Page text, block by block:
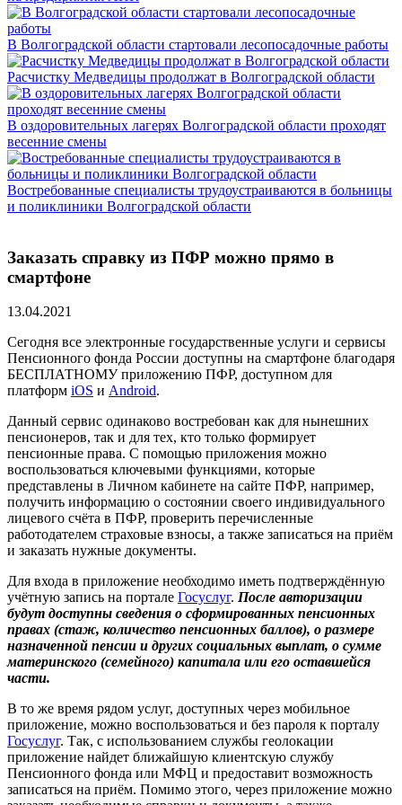
В Волгоградской области стартовали лесопосадочные работы
Расчистку Медведицы продолжат в Волгоградской области
В оздоровительных лагерях Волгоградской области проходят
весенние смены
Востребованные специалисты трудоустраиваются в больницы
и поликлиники Волгоградской области
Заказать справку из ПФР можно прямо в
смартфоне
13.04.2021
Сегодня все электронные государственные услуги и сервисы
Пенсионного фонда России доступны на смартфоне благодаря
БЕСПЛАТНОМУ приложению ПФР, доступном для
платформ iOS и Android.
Данный сервис одинаково востребован как для нынешних
пенсионеров, так и для тех, кто только формирует
пенсионные права. С помощью приложения можно
воспользоваться ключевыми функциями, которые
представлены в Личном кабинете на сайте ПФР, например,
получить информацию о состоянии своего индивидуального
лицевого счёта в ПФР, проверить перечисленные
работодателем страховые взносы, а также записаться на приём
и заказать нужные документы.
Для входа в приложение необходимо иметь подтверждённую
учётную запись на портале Госуслуг. После авторизации
будут доступны сведения о сформированных пенсионных
правах (стаж, количество пенсионных баллов), о размере
назначенной пенсии и других социальных выплат, о сумме
материнского (семейного) капитала или его оставшейся
части.
В то же время рядом услуг, доступных через мобильное
приложение, можно воспользоваться и без пароля к порталу
Госуслуг. Так, с использованием службы геолокации
приложение найдет ближайшую клиентскую службу
Пенсионного фонда или МФЦ и предоставит возможность
записаться на приём. Помимо этого, через приложение можно